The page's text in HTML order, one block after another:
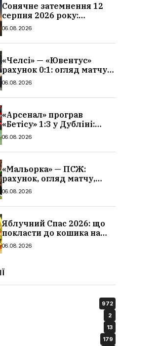
Сонячне затемнення 12
серпня 2026 року:
гороскоп, кому із знаків
06.08.2026
«Челсі» — «Ювентус»
рахунок 0:1: огляд матчу
та вихід Мудрика
06.08.2026
«Арсенал» програв
«Бетісу» 1:3 у Дубліні:
огляд матчу та всі голи
06.08.2026
«Мальорка» — ПСЖ:
рахунок, огляд матчу,
голи та склад парижан
06.08.2026
Яблучний Спас 2026: що
покласти до кошика на
освячення, які фрукти,
06.08.2026
972
2
13
179